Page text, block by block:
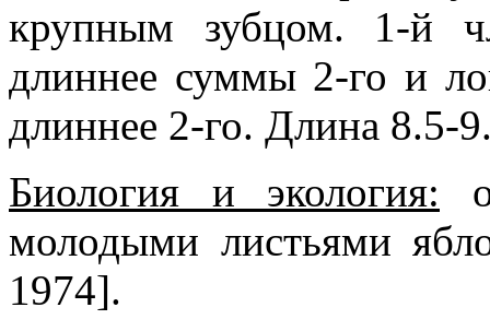
крупным зубцом. 1-й
длиннее суммы 2-го и
длиннее 2-го. Длина
Биология и экология:
молодыми листьями
1974].